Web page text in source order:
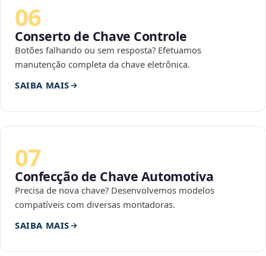
06
Conserto de Chave Controle
Botões falhando ou sem resposta? Efetuamos
manutenção completa da chave eletrônica.
SAIBA MAIS
07
Confecção de Chave Automotiva
Precisa de nova chave? Desenvolvemos modelos
compatíveis com diversas montadoras.
SAIBA MAIS